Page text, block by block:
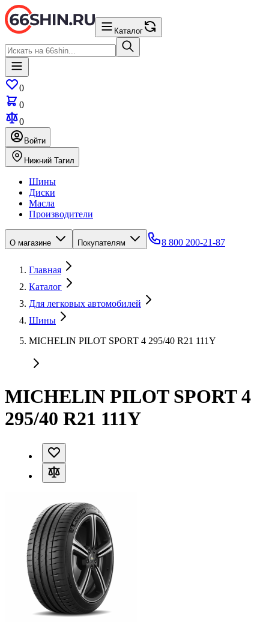
Каталог
0
0
0
Войти
Нижний Тагил
Шины
Диски
Масла
Производители
О магазине Покупателям 8 800 200-21-87
Главная
Каталог
Для легковых автомобилей
Шины
MICHELIN PILOT SPORT 4 295/40 R21 111Y
MICHELIN PILOT SPORT 4
295/40 R21 111Y